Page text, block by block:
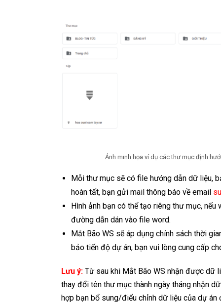
Ảnh minh họa ví dụ các thư mục định
Mỗi thư mục sẽ có file hướng dẫn dữ liệu,
hoàn tất, bạn gửi mail thông báo về email
Hình ảnh bạn có thể tạo riêng thư mục,
đường dẫn dán vào file word.
Mắt Bão WS sẽ áp dụng chính sách thời
bảo tiến độ dự án, bạn vui lòng cung cấp
Lưu ý: Từ sau khi Mắt Bão WS nhận được dữ
thay đổi tên thư mục thành ngày tháng nhận
hợp bạn bổ sung/điểu chỉnh dữ liệu của dự